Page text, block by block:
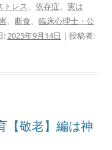
トレス、 依存症、 実は
、 断食、 臨床心理士・公
:2025年9月14日 | 投稿者:
【敬老】編は神